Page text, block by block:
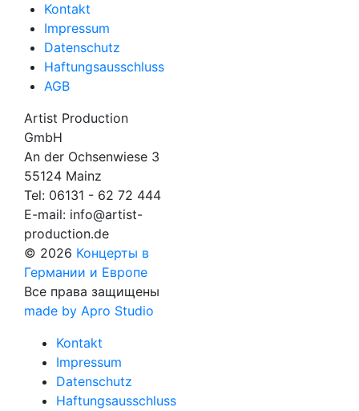
Kontakt
Impressum
Datenschutz
Haftungsausschluss
AGB
Artist Production
GmbH
An der Ochsenwiese 3
55124 Mainz
Tel: 06131 - 62 72 444
E-mail: info@artist-
production.de
© 2026 Концерты в
Германии и Европе
Все права защищены
made by Apro Studio
Kontakt
Impressum
Datenschutz
Haftungsausschluss